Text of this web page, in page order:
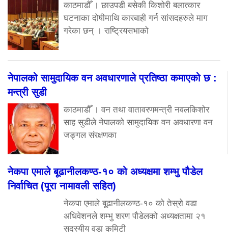
काठमाडौँ । छाउपडी बसेकी किशोरी बलात्कार
घटनाका दोषीमाथि कारबाही गर्न सांसदहरुले माग
गरेका छन् । राष्ट्रियसभाको
नेपालको सामुदायिक वन अवधारणाले प्रतिष्ठा कमाएको छ :
मन्त्री सुडी
काठमाडौँ । वन तथा वातावरणमन्त्री नवलकिशोर
साह सुडीले नेपालको सामुदायिक वन अवधारणा वन
जङ्गल संरक्षणका
नेकपा एमाले बूढानीलकण्ठ-१० को अध्यक्षमा शम्भु पौडेल
निर्वाचित (पूरा नामावली सहित)
नेकपा एमाले बूढानीलकण्ठ-१० को तेस्रो वडा
अधिवेशनले शम्भु शरण पौडेलको अध्यक्षतामा २१
सदस्यीय वडा कमिटी